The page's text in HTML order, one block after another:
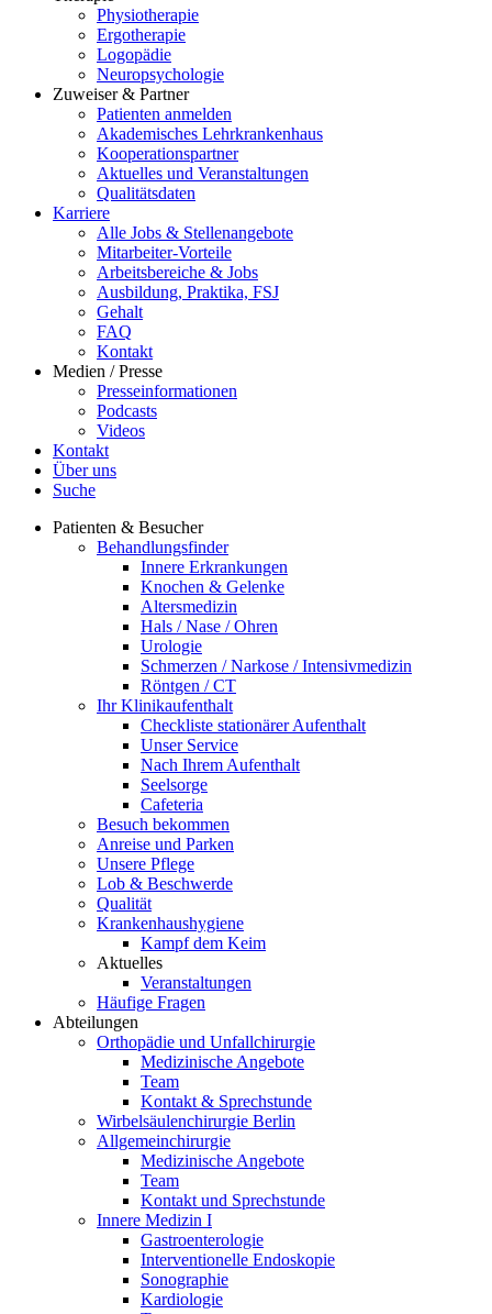
Physiotherapie
Ergotherapie
Logopädie
Neuropsychologie
Zuweiser & Partner
Patienten anmelden
Akademisches Lehrkrankenhaus
Kooperationspartner
Aktuelles und Veranstaltungen
Qualitätsdaten
Karriere
Alle Jobs & Stellenangebote
Mitarbeiter-Vorteile
Arbeitsbereiche & Jobs
Ausbildung, Praktika, FSJ
Gehalt
FAQ
Kontakt
Medien / Presse
Presseinformationen
Podcasts
Videos
Kontakt
Über uns
Suche
Patienten & Besucher
Behandlungsfinder
Innere Erkrankungen
Knochen & Gelenke
Altersmedizin
Hals / Nase / Ohren
Urologie
Schmerzen / Narkose / Intensivmedizin
Röntgen / CT
Ihr Klinikaufenthalt
Checkliste stationärer Aufenthalt
Unser Service
Nach Ihrem Aufenthalt
Seelsorge
Cafeteria
Besuch bekommen
Anreise und Parken
Unsere Pflege
Lob & Beschwerde
Qualität
Krankenhaushygiene
Kampf dem Keim
Aktuelles
Veranstaltungen
Häufige Fragen
Abteilungen
Orthopädie und Unfallchirurgie
Medizinische Angebote
Team
Kontakt & Sprechstunde
Wirbelsäulenchirurgie Berlin
Allgemeinchirurgie
Medizinische Angebote
Team
Kontakt und Sprechstunde
Innere Medizin I
Gastroenterologie
Interventionelle Endoskopie
Sonographie
Kardiologie